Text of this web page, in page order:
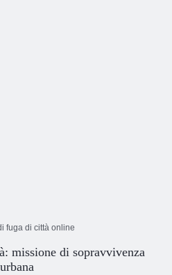
fuga di città online
missione di sopravvivenza
urbana